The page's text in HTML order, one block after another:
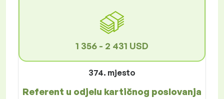
1 356 - 2 431 USD
374. mjesto
Referent u odjelu kartičnog poslovanja